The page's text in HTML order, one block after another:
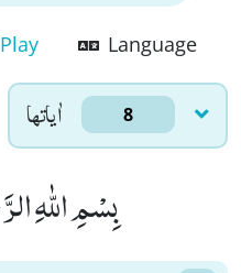
Play Language
اٰياتها 8
بِسْمِ اللّٰهِ